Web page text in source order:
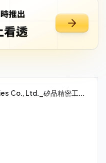
Siliconware Precision Industries Co., Ltd._矽品精密工業股份有限公司